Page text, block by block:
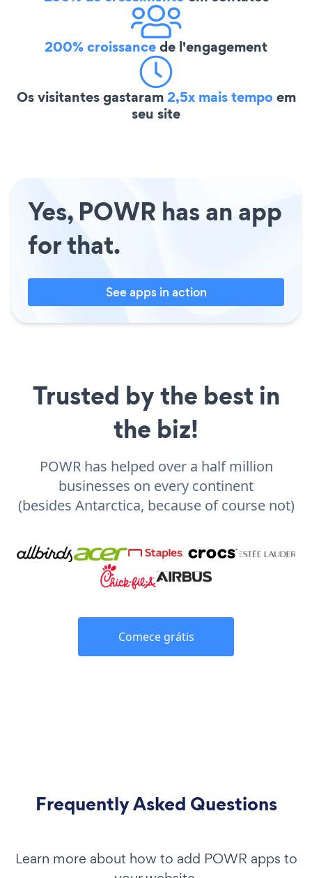
200% croissancede l'engagement
Os visitantes gastaram2,5x mais tempoem
seu site
Yes, POWR has an app
for that.
See apps in action
Trusted by the best in
the biz!
POWR has helped over a half million
businesses on every continent
(besides Antarctica, because of course not)
Comece grátis
Frequently Asked Questions
Learn more about how to add POWR apps to